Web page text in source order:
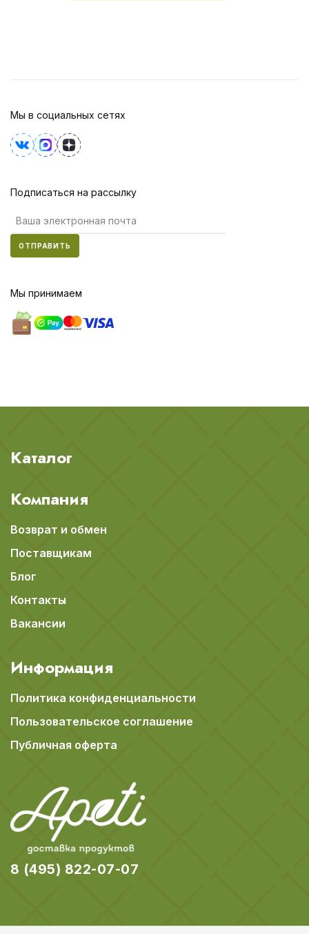
Мы в социальных сетях
Подписаться на рассылку
ОТПРАВИТЬ
Мы принимаем
Каталог
Компания
Возврат и обмен
Поставщикам
Блог
Контакты
Вакансии
Информация
Политика конфиденциальности
Пользовательское соглашение
Публичная оферта
8 (495) 822-07-07